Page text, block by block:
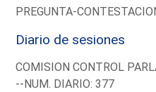
PREGUNTA-
Diario de sesiones
COMISION CONTROL
--NUM. DIARIO: 377